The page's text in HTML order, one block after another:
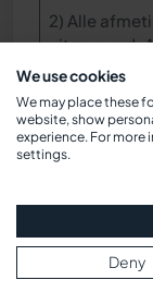
2) Alle
uitgevoerd.
klanttekening.
kunnen
We use cookies
We may place these
website, show
experience. For
settings.
Deny